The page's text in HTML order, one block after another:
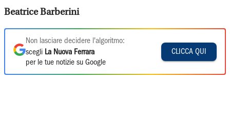
Beatrice Barberini
Non lasciare decidere l'algoritmo:
scegli La Nuova Ferrara
per le tue notizie su Google
CLICCA QUI